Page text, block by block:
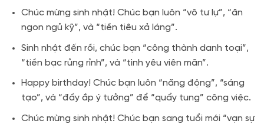
Chúc mừng sinh nhật! Chúc bạn luôn “vô tư lự”, “ăn
ngon ngủ kỹ”, và “tiền tiêu xả láng”.
Sinh nhật đến rồi, chúc bạn “công thành danh toại”,
“tiền bạc rủng rỉnh”, và “tình yêu viên mãn”.
Happy birthday! Chúc bạn luôn “năng động”, “sáng
tạo”, và “đầy ắp ý tưởng” để “quẩy tung” công việc.
Chúc mừng sinh nhật! Chúc bạn sang tuổi mới “vạn sự